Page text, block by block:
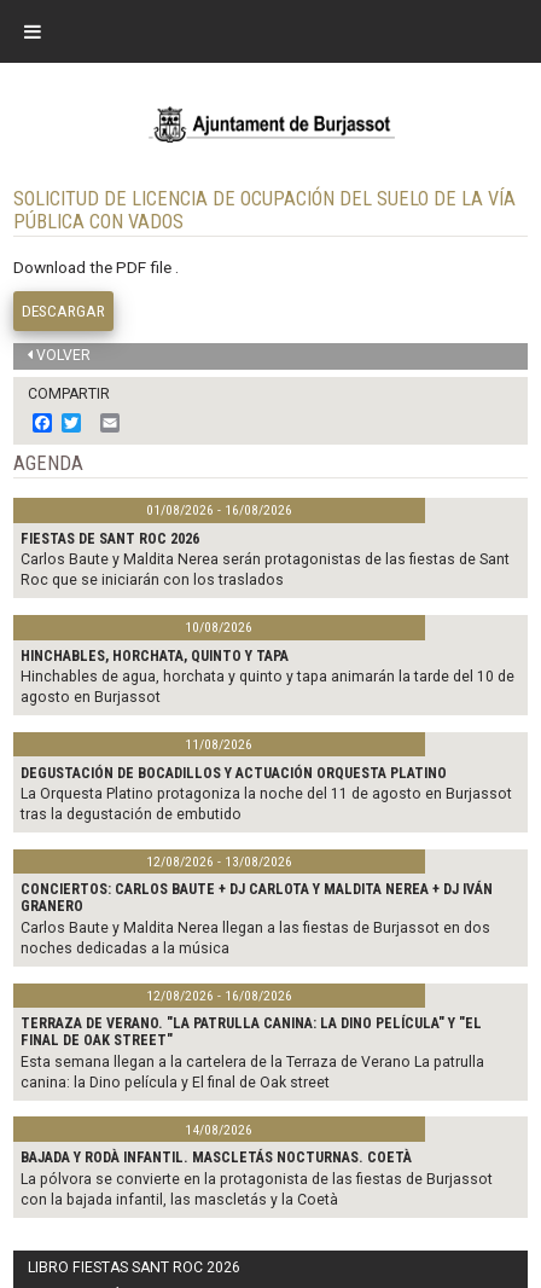
SOLICITUD DE LICENCIA DE OCUPACIÓN DEL SUELO DE LA VÍA
PÚBLICA CON VADOS
Download the PDF file .
DESCARGAR
VOLVER
COMPARTIR
F
a
c
e
b
o
o
k
w
i
t
t
e
r
m
i
l
AGENDA
01/08/2026 - 16/08/2026
FIESTAS DE SANT ROC 2026
Carlos Baute y Maldita Nerea serán protagonistas de las fiestas de Sant
Roc que se iniciarán con los traslados
10/08/2026
HINCHABLES, HORCHATA, QUINTO Y TAPA
Hinchables de agua, horchata y quinto y tapa animarán la tarde del 10 de
agosto en Burjassot
11/08/2026
DEGUSTACIÓN DE BOCADILLOS Y ACTUACIÓN ORQUESTA PLATINO
La Orquesta Platino protagoniza la noche del 11 de agosto en Burjassot
tras la degustación de embutido
12/08/2026 - 13/08/2026
CONCIERTOS: CARLOS BAUTE + DJ CARLOTA Y MALDITA NEREA + DJ IVÁN
GRANERO
Carlos Baute y Maldita Nerea llegan a las fiestas de Burjassot en dos
noches dedicadas a la música
12/08/2026 - 16/08/2026
TERRAZA DE VERANO. "LA PATRULLA CANINA: LA DINO PELÍCULA" Y "EL
FINAL DE OAK STREET"
Esta semana llegan a la cartelera de la Terraza de Verano La patrulla
canina: la Dino película y El final de Oak street
14/08/2026
BAJADA Y RODÀ INFANTIL. MASCLETÁS NOCTURNAS. COETÀ
La pólvora se convierte en la protagonista de las fiestas de Burjassot
con la bajada infantil, las mascletás y la Coetà
LIBRO FIESTAS SANT ROC 2026